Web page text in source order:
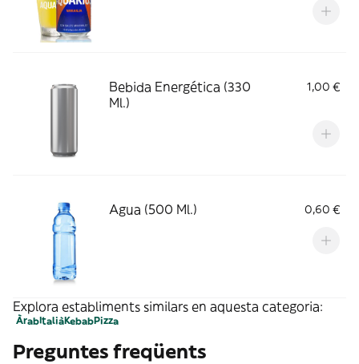
Bebida Energética (330
Ml.)
1,00 €
Agua (500 Ml.) 0,60 €
Explora establiments similars en aquesta categoria:
ÀrabItaliàKebabPizza
Preguntes freqüents